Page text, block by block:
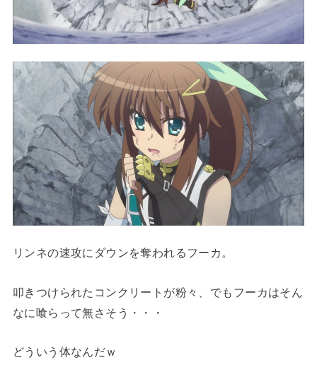
リンネの速攻にダウンを奪われるフーカ。
叩きつけられたコンクリートが粉々、でもフーカはそん
なに喰らって無さそう・・・
どういう体なんだｗ